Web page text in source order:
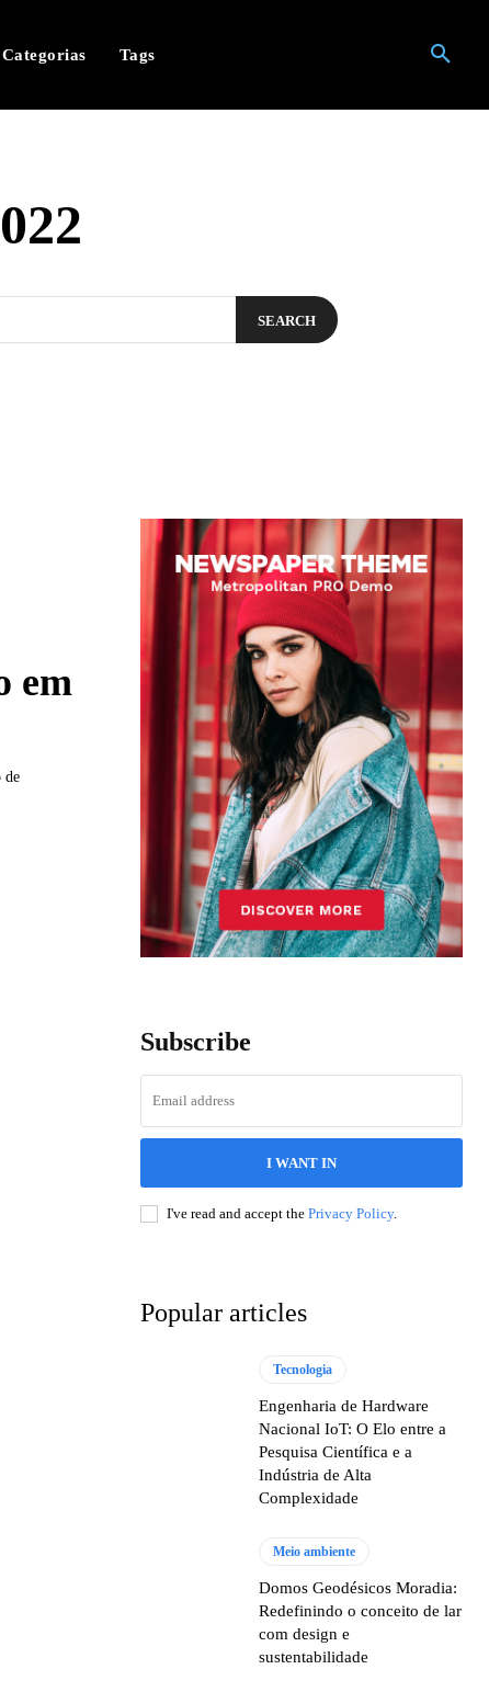
Categorias Tags
SEARCH
em
de
Subscribe
I WANT IN
I've read and accept the Privacy Policy.
Popular articles
Tecnologia
Engenharia de Hardware
Nacional IoT: O Elo entre a
Pesquisa Científica e a
Indústria de Alta
Complexidade
Meio ambiente
Domos Geodésicos Moradia:
Redefinindo o conceito de lar
com design e
sustentabilidade